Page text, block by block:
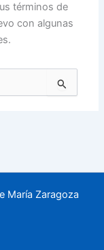
términos de
con algunas
María Zaragoza